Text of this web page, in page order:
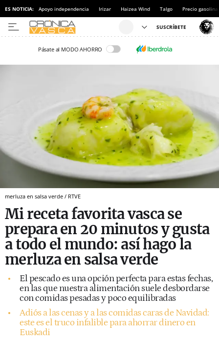
ES NOTICIA: Apoyo independencia Irizar Haizea Wind Talgo Precio gasolina
Pásate al MODO AHORRO
merluza en salsa verde / RTVE
Mi receta favorita vasca se
prepara en 20 minutos y gusta
a todo el mundo: así hago la
merluza en salsa verde
El pescado es una opción perfecta para estas fechas,
en las que nuestra alimentación suele desbordarse
con comidas pesadas y poco equilibradas
Adiós a las cenas y a las comidas caras de Navidad:
este es el truco infalible para ahorrar dinero en
Euskadi